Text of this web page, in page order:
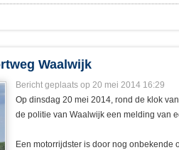
Waalwijk
Bericht geplaats op 20 mei 2014 16:29
Op dinsdag 20 mei 2014, rond de klok
de politie van Waalwijk een melding van
Een motorrijdster is door nog onbekende